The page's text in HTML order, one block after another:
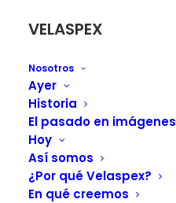
VELASPEX
Nosotros
Ayer
Historia
El pasado en imágenes
Hoy
Así somos
¿Por qué Velaspex?
En qué creemos